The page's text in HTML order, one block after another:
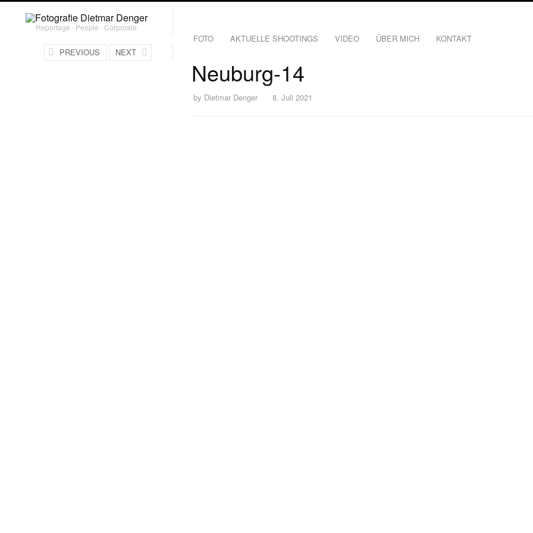
Reportage ∙ People ∙ Corporate
FOTO AKTUELLE SHOOTINGS VIDEO ÜBER MICH KONTAKT
Neuburg-14
by Dietmar Denger 8. Juli 2021
PREVIOUS NEXT